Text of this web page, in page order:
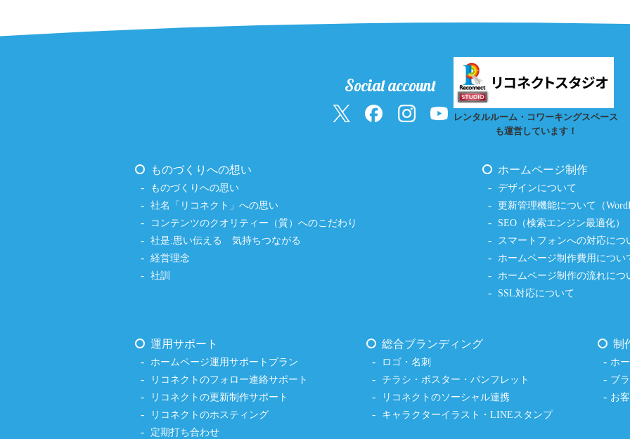
Social account
レンタルルーム・コワーキングスペース
も運営しています！
ものづくりへの想い
ものづくりへの思い
社名「リコネクト」への思い
コンテンツのクオリティー（質）へのこだわり
社是:思い伝える 気持ちつながる
経営理念
社訓
ホームページ制作
デザインについて
更新管理機能について（
SEO（検索エンジン最適化）
スマートフォンへの対応につ
ホームページ制作費用につい
ホームページ制作の流れにつ
SSL対応について
運用サポート
ホームページ運用サポートプラン
リコネクトのフォロー連絡サポート
リコネクトの更新制作サポート
リコネクトのホスティング
定期打ち合わせ
総合ブランディング
ロゴ・名刺
チラシ・ポスター・パンフレット
リコネクトのソーシャル連携
キャラクターイラスト・LINEスタンプ
制
ホ
ブ
お